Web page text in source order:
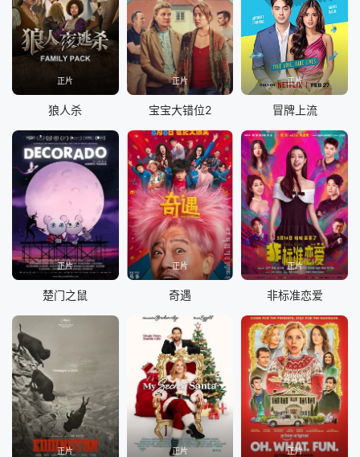
正片
狼人杀
正片
宝宝大错位2
正片
冒牌上流
正片
楚门之鼠
正片
奇遇
正片
非标准恋爱
正片 正片 正片